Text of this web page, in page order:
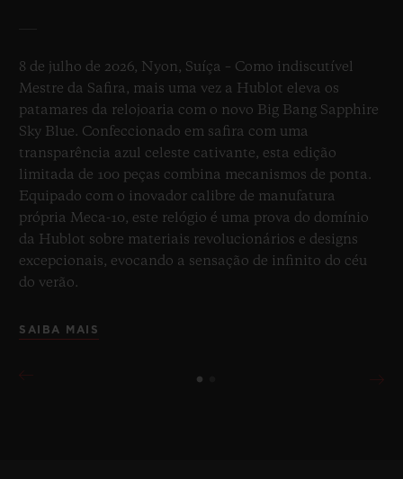
8 de julho de 2026, Nyon, Suíça – Como indiscutível
Mestre da Safira, mais uma vez a Hublot eleva os
patamares da relojoaria com o novo Big Bang Sapphire
Sky Blue. Confeccionado em safira com uma
transparência azul celeste cativante, esta edição
limitada de 100 peças combina mecanismos de ponta.
Equipado com o inovador calibre de manufatura
própria Meca-10, este relógio é uma prova do domínio
da Hublot sobre materiais revolucionários e designs
excepcionais, evocando a sensação de infinito do céu
do verão.
SAIBA MAIS